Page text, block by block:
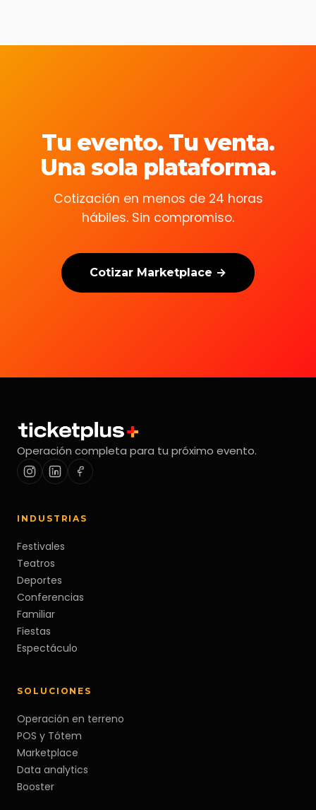
Tu evento. Tu venta.
Una sola plataforma.
Cotización en menos de 24 horas
hábiles. Sin compromiso.
Cotizar Marketplace →
Operación completa para tu próximo evento.
INDUSTRIAS
Festivales
Teatros
Deportes
Conferencias
Familiar
Fiestas
Espectáculo
SOLUCIONES
Operación en terreno
POS y Tótem
Marketplace
Data analytics
Booster